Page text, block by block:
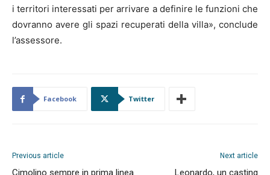
i territori interessati per arrivare a definire le funzioni che
dovranno avere gli spazi recuperati della villa», conclude
l’assessore.
Facebook Twitter
Previous article Next article